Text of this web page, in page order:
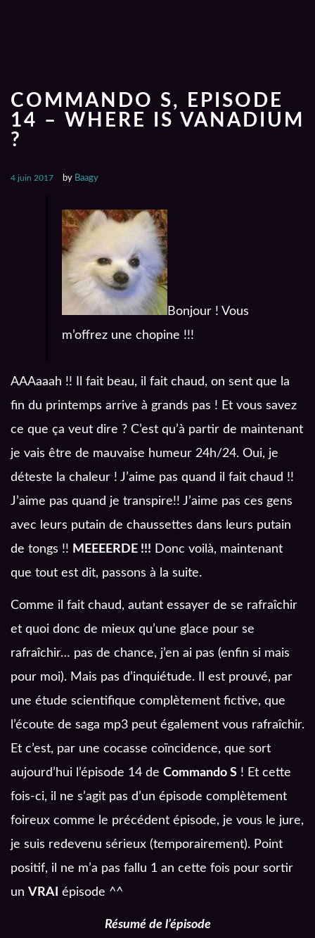
COMMANDO S, EPISODE
14 – WHERE IS VANADIUM
?
4 juin 2017 by Baagy
Bonjour ! Vous
m’offrez une chopine !!!
AAAaaah !! Il fait beau, il fait chaud, on sent que la
fin du printemps arrive à grands pas ! Et vous savez
ce que ça veut dire ? C’est qu’à partir de maintenant
je vais être de mauvaise humeur 24h/24. Oui, je
déteste la chaleur ! J’aime pas quand il fait chaud !!
J’aime pas quand je transpire!! J’aime pas ces gens
avec leurs putain de chaussettes dans leurs putain
de tongs !! MEEEERDE !!! Donc voilà, maintenant
que tout est dit, passons à la suite.
Comme il fait chaud, autant essayer de se rafraîchir
et quoi donc de mieux qu’une glace pour se
rafraîchir… pas de chance, j’en ai pas (enfin si mais
pour moi). Mais pas d’inquiétude. Il est prouvé, par
une étude scientifique complètement fictive, que
l’écoute de saga mp3 peut également vous rafraîchir.
Et c’est, par une cocasse coïncidence, que sort
aujourd’hui l’épisode 14 de Commando S ! Et cette
fois-ci, il ne s’agit pas d’un épisode complètement
foireux comme le précédent épisode, je vous le jure,
je suis redevenu sérieux (temporairement). Point
positif, il ne m’a pas fallu 1 an cette fois pour sortir
un VRAI épisode ^^
Résumé de l’épisode